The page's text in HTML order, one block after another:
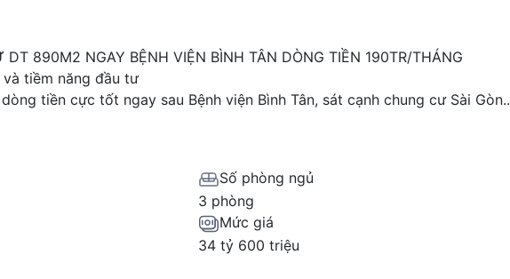
890M2 NGAY BỆNH VIỆN BÌNH TÂN DÒNG TIỀN 190TR/THÁNG
tiềm năng đầu tư
tiền cực tốt ngay sau Bệnh viện Bình Tân, sát cạnh chung cư Sài
Số phòng ngủ
3 phòng
Mức giá
34 tỷ 600 triệu